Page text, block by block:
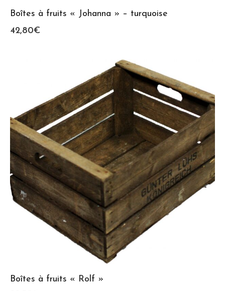
Boîtes à fruits « Johanna » – turquoise
42,80€
Boîtes à fruits « Rolf »